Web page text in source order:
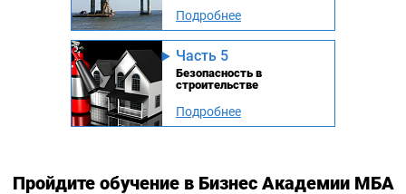
Подробнее
Часть 5
Безопасность в
строительстве
Подробнее
Пройдите обучение в Бизнес Академии МБА